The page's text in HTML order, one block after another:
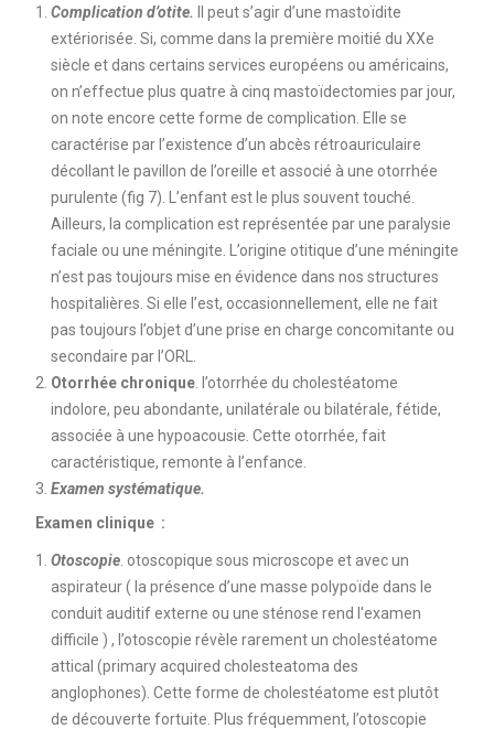
Complication d’otite.
Il peut s’agir d’une mastoïdite
extériorisée. Si, comme dans la première moitié du XXe
siècle et dans certains services européens ou américains,
on n’effectue plus quatre à cinq mastoïdectomies par jour,
on note encore cette forme de complication. Elle se
caractérise par l’existence d’un abcès rétroauriculaire
décollant le pavillon de l’oreille et associé à une otorrhée
purulente (fig 7). L’enfant est le plus souvent touché.
Ailleurs, la complication est représentée par une paralysie
faciale ou une méningite. L’origine otitique d’une méningite
n’est pas toujours mise en évidence dans nos structures
hospitalières. Si elle l’est, occasionnellement, elle ne fait
pas toujours l’objet d’une prise en charge concomitante ou
secondaire par l’ORL.
Otorrhée chronique. l’otorrhée du cholestéatome
indolore, peu abondante, unilatérale ou bilatérale, fétide,
associée à une hypoacousie. Cette otorrhée, fait
caractéristique, remonte à l’enfance.
Examen systématique.
Examen clinique :
Otoscopie. otoscopique sous microscope et avec un
aspirateur ( la présence d’une masse polypoïde dans le
conduit auditif externe ou une sténose rend l'examen
difficile ) , l’otoscopie révèle rarement un cholestéatome
attical (primary acquired cholesteatoma des
anglophones). Cette forme de cholestéatome est plutôt
de découverte fortuite. Plus fréquemment, l’otoscopie